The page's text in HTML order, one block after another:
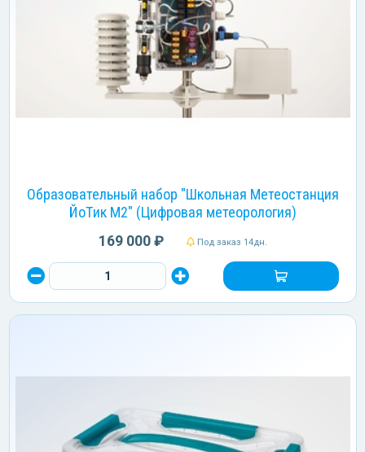
Образовательный набор "Школьная Метеостанция
ЙоТик М2" (Цифровая метеорология)
169 000 ₽ Под заказ 14дн.